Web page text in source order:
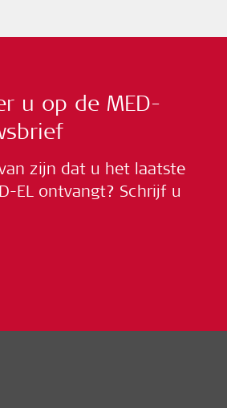
u op de MED-
zijn dat u het laatste
EL ontvangt? Schrijf u